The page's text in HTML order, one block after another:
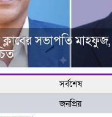
ক্লাবের সভাপতি
সর্বশেষ
জনপ্রিয়